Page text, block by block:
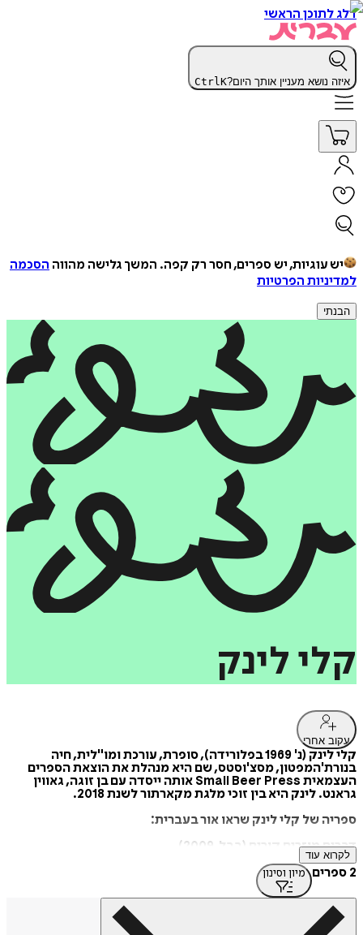
דלג לתוכן הראשי
איזה נושא מעניין אותך היום? CtrlK
יש עוגיות, יש ספרים, חסר רק קפה. המשך גלישה מהווה הסכמה
למדיניות הפרטיות
הבנתי
קלי לינק
עקוב אחרי
קלי לינק (נ' 1969 בפלורידה), סופרת, עורכת ומו"לית, חיה
בנורת'המפטון, מסצ'וסטס, שם היא מנהלת את הוצאת הספרים
העצמאית Small Beer Press אותה ייסדה עם בן זוגה, גאווין
גראנט. לינק היא בין זוכי מלגת מקארתור לשנת 2018.
ספריה של קלי לינק שראו אור בעברית:
דברים מוזרים קורים (בבל, 2009)
כישוף למתחילים (בבל, 2013)
לקרוא עוד
2 ספרים מיון וסינון